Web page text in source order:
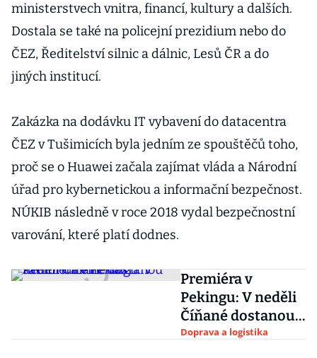
ministerstvech vnitra, financí, kultury a dalších.
Dostala se také na policejní prezidium nebo do
ČEZ, Ředitelství silnic a dálnic, Lesů ČR a do
jiných institucí.
Zakázka na dodávku IT vybavení do datacentra
ČEZ v Tušimicích byla jedním ze spouštěčů toho,
proč se o Huawei začala zajímat vláda a Národní
úřad pro kybernetickou a informační bezpečnost.
NÚKIB následně v roce 2018 vydal bezpečnostní
varování, které platí dodnes.
Premiéra v
Pekingu: V neděli
Číňané dostanou
samořiditelné taxi
Doprava a logistika